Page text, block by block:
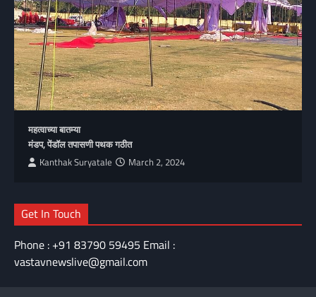
महत्वाच्या बातम्या
मंडप, पेंडॉल तपासणी पथक गठीत
Kanthak Suryatale March 2, 2024
Get In Touch
Phone : +91 83790 59495 Email :
vastavnewslive@gmail.com